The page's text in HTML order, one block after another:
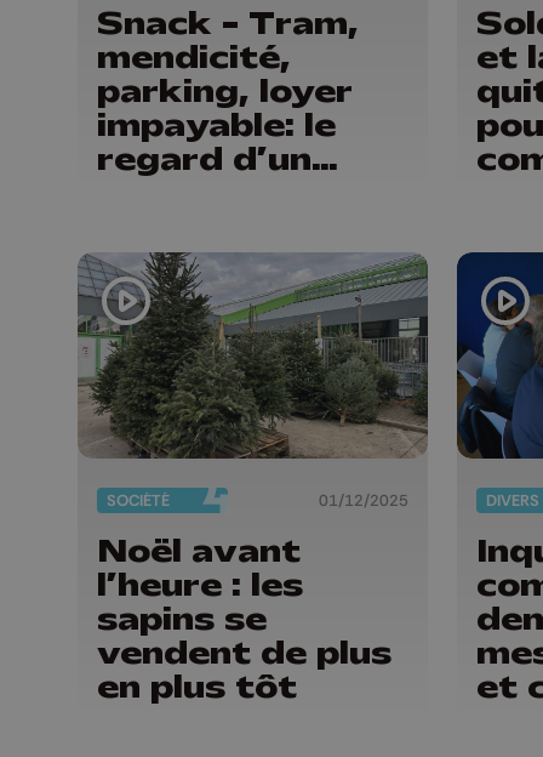
Snack - Tram,
mendicité,
parking, loyer
impayable: le
regard d’un
et
SOCIÉTÉ 01/12/2025
Noël avant
l’heure : les
sapins se
vendent de plus
en plus tôt
DIVERS
et